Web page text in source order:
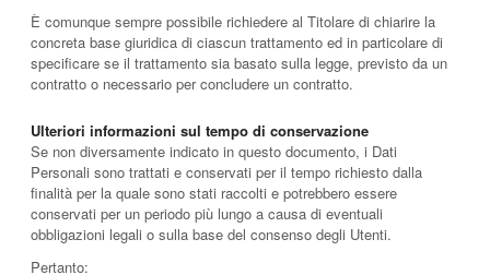
È comunque sempre possibile richiedere al Titolare di chiarire la
concreta base giuridica di ciascun trattamento ed in particolare di
specificare se il trattamento sia basato sulla legge, previsto da un
contratto o necessario per concludere un contratto.
Ulteriori informazioni sul tempo di conservazione
Se non diversamente indicato in questo documento, i Dati
Personali sono trattati e conservati per il tempo richiesto dalla
finalità per la quale sono stati raccolti e potrebbero essere
conservati per un periodo più lungo a causa di eventuali
obbligazioni legali o sulla base del consenso degli Utenti.
Pertanto: